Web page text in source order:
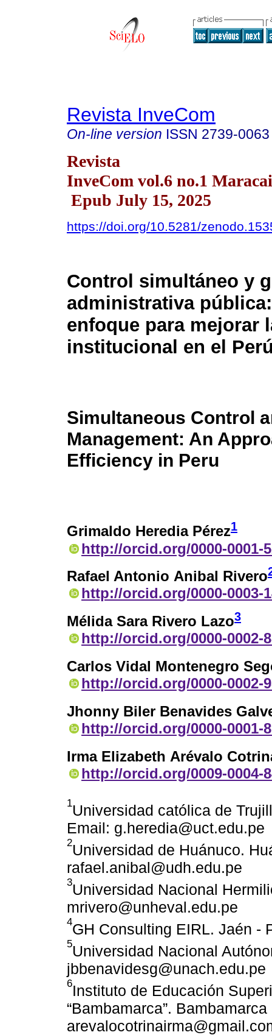
Revista InveCom
On-line version ISSN 2739-0063
Revista
InveCom vol.6 no.1
Epub July 15, 2025
https://doi.org/10.5281/
Control simultáneo y
administrativa
enfoque para mejorar
institucional en el
Simultaneous Control
Management: An
Efficiency in Peru
Grimaldo Heredia Pérez1
http://orcid.org/0000-0001-
Rafael Antonio Anibal Rivero
http://orcid.org/0000-0003-
Mélida Sara Rivero Lazo3
http://orcid.org/0000-0002-
Carlos Vidal Montenegro
http://orcid.org/0000-0002-
Jhonny Biler Benavides
http://orcid.org/0000-0001-
Irma Elizabeth Arévalo
http://orcid.org/0009-0004-
1Universidad católica de
Email: g.heredia@uct.edu.pe
2Universidad de Huánuco.
rafael.anibal@udh.edu.pe
3Universidad Nacional
mrivero@unheval.edu.pe
4GH Consulting EIRL. Jaén -
5Universidad Nacional
jbbenavidesg@unach.edu.pe
6Instituto de Educación
“Bambamarca”.